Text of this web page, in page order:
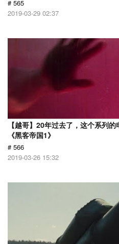
# 565
2019-03-29 02:37
【越哥】20年过去了，这个系列
《黑客帝国1》
# 566
2019-03-26 15:32